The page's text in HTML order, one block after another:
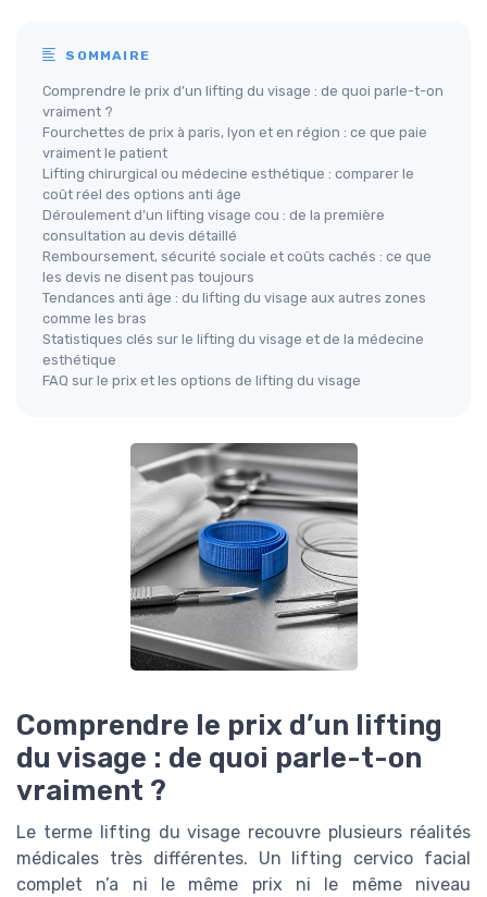
SOMMAIRE
Comprendre le prix d’un lifting du visage : de quoi parle-t-on
vraiment ?
Fourchettes de prix à paris, lyon et en région : ce que paie
vraiment le patient
Lifting chirurgical ou médecine esthétique : comparer le
coût réel des options anti âge
Déroulement d’un lifting visage cou : de la première
consultation au devis détaillé
Remboursement, sécurité sociale et coûts cachés : ce que
les devis ne disent pas toujours
Tendances anti âge : du lifting du visage aux autres zones
comme les bras
Statistiques clés sur le lifting du visage et de la médecine
esthétique
FAQ sur le prix et les options de lifting du visage
Comprendre le prix d’un lifting
du visage : de quoi parle-t-on
vraiment ?
Le terme lifting du visage recouvre plusieurs réalités
médicales très différentes. Un lifting cervico facial
complet n’a ni le même prix ni le même niveau